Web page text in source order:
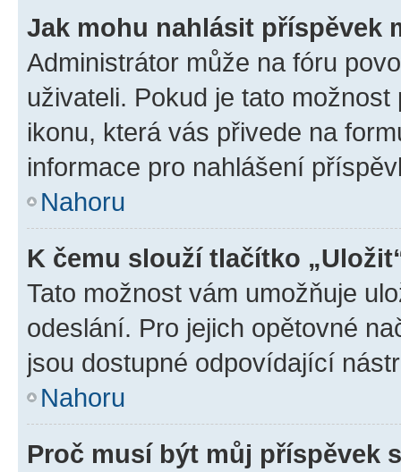
Jak mohu nahlásit příspěvek
Administrátor může na fóru
uživateli. Pokud je tato
ikonu, která vás přivede na
informace pro nahlášení
Nahoru
K čemu slouží tlačítko
Tato možnost vám umožňuje
odeslání. Pro jejich opětovné
jsou dostupné odpovídající
Nahoru
Proč musí být můj příspěvek